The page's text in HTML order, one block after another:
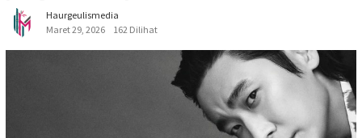
Haurgeulismedia
Maret 29, 2026
162 Dilihat